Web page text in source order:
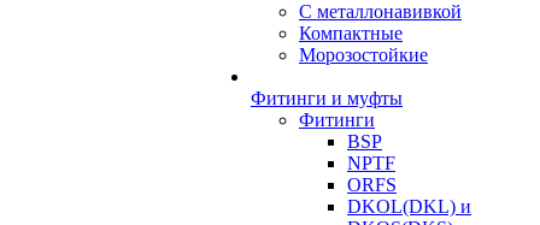
С металлонавивкой
Компактные
Морозостойкие
Фитинги и муфты
Фитинги
BSP
NPTF
ORFS
DKOL(DKL) и